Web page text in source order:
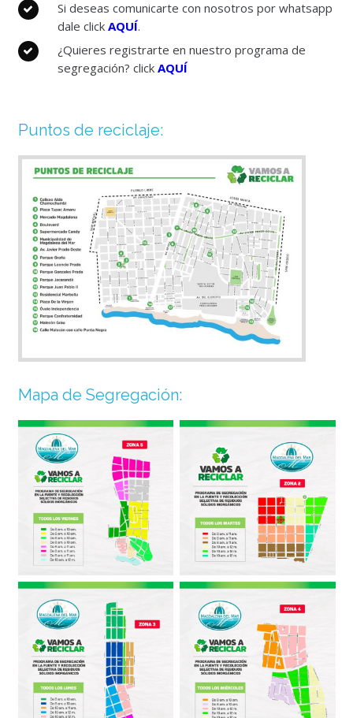
Si deseas comunicarte con nosotros por whatsapp
dale click AQUÍ.
¿Quieres registrarte en nuestro programa de
segregación? click AQUÍ
Puntos de reciclaje:
Mapa de Segregación: